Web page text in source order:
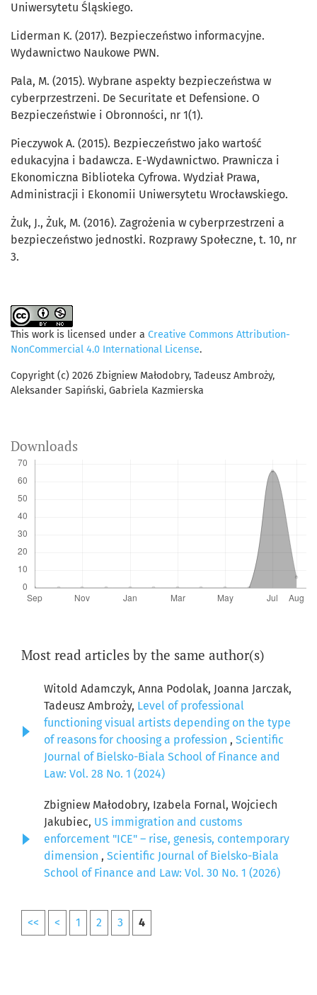
Uniwersytetu Śląskiego.
Liderman K. (2017). Bezpieczeństwo informacyjne.
Wydawnictwo Naukowe PWN.
Pala, M. (2015). Wybrane aspekty bezpieczeństwa w
cyberprzestrzeni. De Securitate et Defensione. O
Bezpieczeństwie i Obronności, nr 1(1).
Pieczywok A. (2015). Bezpieczeństwo jako wartość
edukacyjna i badawcza. E-Wydawnictwo. Prawnicza i
Ekonomiczna Biblioteka Cyfrowa. Wydział Prawa,
Administracji i Ekonomii Uniwersytetu Wrocławskiego.
Żuk, J., Żuk, M. (2016). Zagrożenia w cyberprzestrzeni a
bezpieczeństwo jednostki. Rozprawy Społeczne, t. 10, nr
3.
This work is licensed under a Creative Commons Attribution-
NonCommercial 4.0 International License.
Copyright (c) 2026 Zbigniew Małodobry, Tadeusz Ambroży,
Aleksander Sapiński, Gabriela Kazmierska
Downloads
Most read articles by the same author(s)
Witold Adamczyk, Anna Podolak, Joanna Jarczak,
Tadeusz Ambroży, Level of professional
functioning visual artists depending on the type
of reasons for choosing a profession , Scientific
Journal of Bielsko-Biala School of Finance and
Law: Vol. 28 No. 1 (2024)
Zbigniew Małodobry, Izabela Fornal, Wojciech
Jakubiec, US immigration and customs
enforcement "ICE" – rise, genesis, contemporary
dimension , Scientific Journal of Bielsko-Biala
School of Finance and Law: Vol. 30 No. 1 (2026)
<< < 1 2 3 4